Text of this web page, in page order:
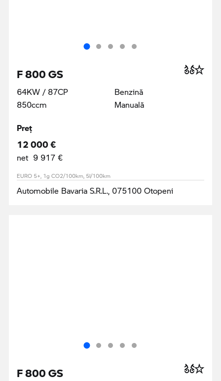
F 800 GS
64KW / 87CP
850ccm
Benzină
Manuală
Preţ
12 000 €
net 9 917 €
EURO 5+, 1g CO2/100km, 5l/100km
Automobile Bavaria S.R.L., 075100 Otopeni
F 800 GS